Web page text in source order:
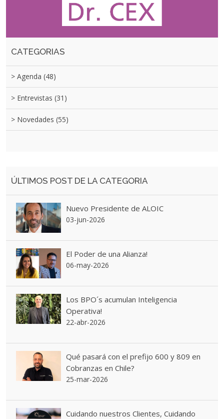
CATEGORIAS
> Agenda (48)
> Entrevistas (31)
> Novedades (55)
ÚLTIMOS POST DE LA CATEGORIA
Nuevo Presidente de ALOIC
03-jun-2026
El Poder de una Alianza!
06-may-2026
Los BPO´s acumulan Inteligencia
Operativa!
22-abr-2026
Qué pasará con el prefijo 600 y 809 en
Cobranzas en Chile?
25-mar-2026
Cuidando nuestros Clientes, Cuidando